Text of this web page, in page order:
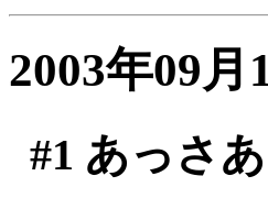
2003年09月
#1 あっさ